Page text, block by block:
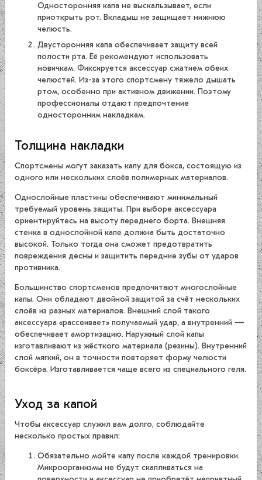
Односторонняя капа не выскальзывает, если
приоткрыть рот. Вкладыш не защищает нижнюю
челюсть.
Двусторонняя капа обеспечивает защиту всей
полости рта. Её рекомендуют использовать
новичкам. Фиксируется аксессуар сжатием обеих
челюстей. Из-за этого спортсмену тяжело дышать
ртом, особенно при активном движении. Поэтому
профессионалы отдают предпочтение
односторонним накладкам.
Толщина накладки
Спортсмены могут заказать капу для бокса, состоящую из
одного или нескольких слоёв полимерных материалов.
Однослойные пластины обеспечивают минимальный
требуемый уровень защиты. При выборе аксессуара
ориентируйтесь на высоту переднего борта. Внешняя
стенка в однослойной капе должна быть достаточно
высокой. Только тогда она сможет предотвратить
повреждения десны и защитить передние зубы от ударов
противника.
Большинство спортсменов предпочитают многослойные
капы. Они обладают двойной защитой за счёт нескольких
слоёв из разных материалов. Внешний слой такого
аксессуара «рассеивает» получаемый удар, а внутренний —
обеспечивает амортизацию. Наружный слой капы
изготавливают из жёсткого материала (резины). Внутренний
слой мягкий, он в точности повторяет форму челюсти
боксёра. Изготавливается чаще всего из специального геля.
Уход за капой
Чтобы аксессуар служил вам долго, соблюдайте
несколько простых правил:
Обязательно мойте капу после каждой тренировки.
Микроорганизмы не будут скапливаться на